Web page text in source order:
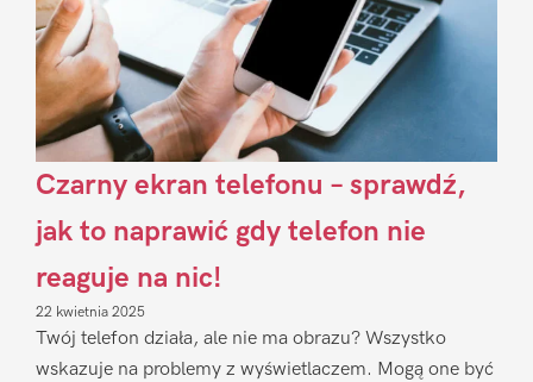
Czarny ekran telefonu – sprawdź,
jak to naprawić gdy telefon nie
reaguje na nic!
22 kwietnia 2025
Twój telefon działa, ale nie ma obrazu? Wszystko
wskazuje na problemy z wyświetlaczem. Mogą one być